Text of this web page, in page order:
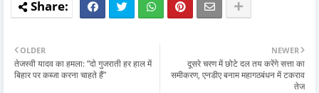
NEWER
दूसरे चरण में छोटे दल तय करेंगे सत्ता का
समीकरण, एनडीए बनाम महागठबंधन में टकराव
तेज
OLDER
तेजस्वी यादव का हमला: “दो गुजराती हर हाल में
बिहार पर कब्जा करना चाहते हैं”